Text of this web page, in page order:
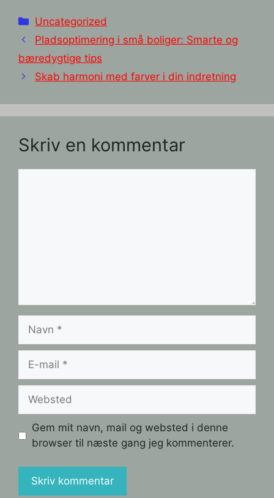
Kategorier
Uncategorized
Pladsoptimering i små boliger: Smarte og
bæredygtige tips
Skab harmoni med farver i din indretning
Skriv en kommentar
Navn
Websted
Gem mit navn, mail og websted i denne
browser til næste gang jeg kommenterer.